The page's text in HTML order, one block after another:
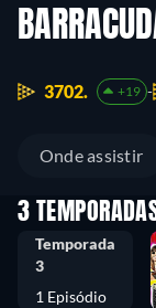
3702. +19
Onde assistir
3
Temporada
3
1 Episódio